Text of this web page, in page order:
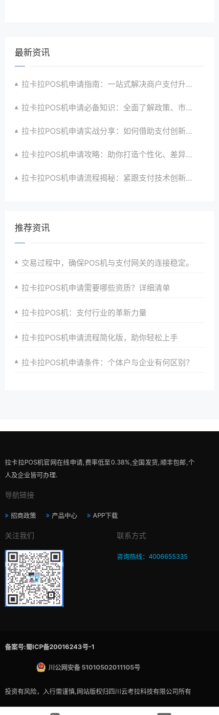
最新资讯
拉卡拉POS机申请指南：一站式解决商户支付升级、智能化与创新需求
拉卡拉POS机申请必备知识：全面了解政策、市场、技术与创新趋势
拉卡拉POS机申请实战分享：如何借助支付创新技术提升商户运营效益与效率
拉卡拉POS机申请攻略：助你打造个性化、差异化支付体验以提升竞争力
拉卡拉POS机申请流程揭秘：紧跟支付技术创新步伐，抢占市场先机
推荐资讯
交易过程中，确保POS机与支付网关的连接稳定。
拉卡拉POS机申请需要哪些资质？详细清单
拉卡拉POS机：支付行业的革新力量
拉卡拉POS机申请流程简化版，助你轻松上手
拉卡拉POS机申请条件：个体户与企业有何区别？
拉卡拉POS机官网在线申请,费率低至0.38%,全国发货,顺丰包邮,个
人及企业皆可办理.
导航链接
招商政策 产品中心 APP下载
关注我们 联系方式
咨询热线：4006655335
备案号:蜀ICP备20016243号-1
川公网安备 51010502011105号
投资有风险，入行需谨慎,网站版权归四川云考拉科技有限公司所有